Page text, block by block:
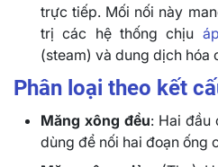
trực tiếp. Mối nối này
trị các hệ thống chịu
(steam) và dung dịch hóa
Phân loại theo kết
Măng xông đều: Hai đầu
dùng để nối hai đoạn ống